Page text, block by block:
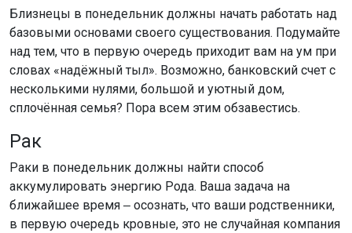
Близнецы в понедельник должны начать работать над
базовыми основами своего существования. Подумайте
над тем, что в первую очередь приходит вам на ум при
словах «надёжный тыл». Возможно, банковский счет с
несколькими нулями, большой и уютный дом,
сплочённая семья? Пора всем этим обзавестись.
Рак
Раки в понедельник должны найти способ
аккумулировать энергию Рода. Ваша задача на
ближайшее время ‒ осознать, что ваши родственники,
в первую очередь кровные, это не случайная компания